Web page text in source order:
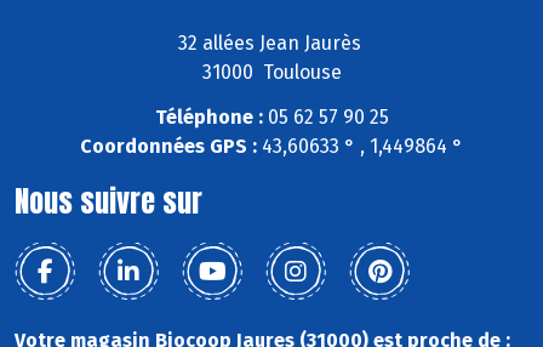
32 allées Jean Jaurès
31000 Toulouse
Téléphone :05 62 57 90 25
Coordonnées GPS : 43,60633 ° , 1,449864 °
Nous suivre sur
Votre magasin Biocoop Jaures (31000) est proche de :